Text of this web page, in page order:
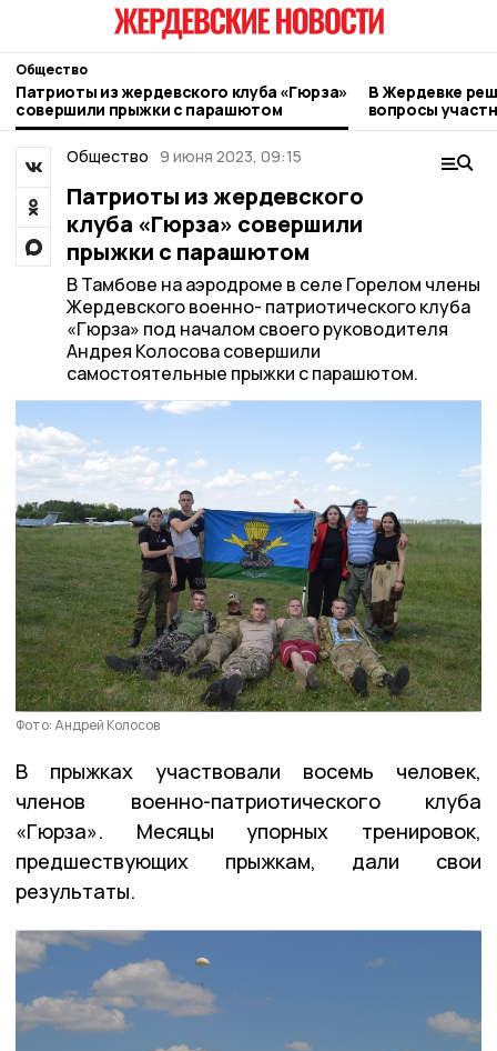
Общество
Патриоты из жердевского клуба «Гюрза»
совершили прыжки с парашютом
В Жердевке
вопросы
Общество 9 июня 2023, 09:15
Патриоты из жердевского
клуба «Гюрза» совершили
прыжки с парашютом
В Тамбове на аэродроме в селе Горелом члены
Жердевского военно- патриотического клуба
«Гюрза» под началом своего руководителя
Андрея Колосова совершили
самостоятельные прыжки с парашютом.
Фото: Андрей Колосов
В прыжках участвовали восемь человек,
членов военно-патриотического клуба
«Гюрза». Месяцы упорных тренировок,
предшествующих прыжкам, дали свои
результаты.